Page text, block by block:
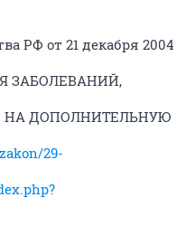
РФ от 21 декабря 2004
ЗАБОЛЕВАНИЙ,
ДОПОЛНИТЕЛЬНУЮ
29-